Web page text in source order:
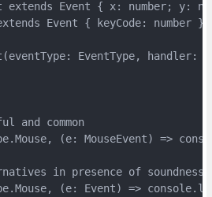
extends Event { x: number; y:
Event { keyCode: number }
EventType, handler:
and common
(e: MouseEvent) =>
in presence of soundness
(e: Event) =>